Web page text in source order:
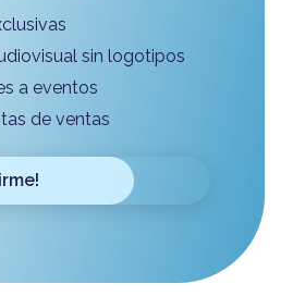
sin logotipos
a eventos
de ventas